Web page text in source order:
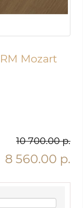
Mozart
10 700.00 р.
8 560.00 р.